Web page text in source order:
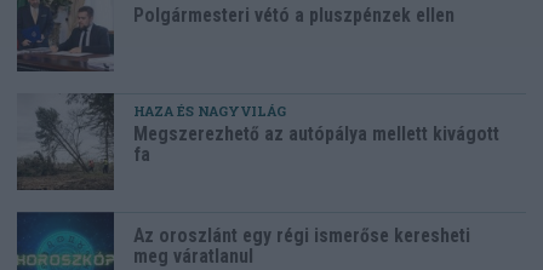
Polgármesteri vétó a pluszpénzek ellen
HAZA ÉS NAGYVILÁG
Megszerezhető az autópálya mellett kivágott
fa
Az oroszlánt egy régi ismerőse keresheti
meg váratlanul